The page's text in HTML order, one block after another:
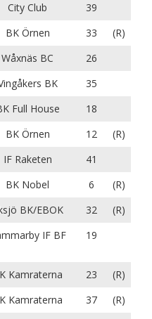
City Club
39
BK Örnen 33
(R)
Wåxnäs BC
26
BK
35
Full House
18
BK Örnen 12
(R)
IF Raketen
41
BK Nobel 6
(R)
BK/EBOK 32
(R)
IF BF 19
Kamraterna 23
(R)
Kamraterna 37
(R)